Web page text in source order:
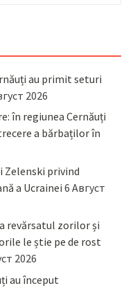
au primit seturi
2026
în regiunea Cernăuți
a bărbaților în
Zelenski privind
a Ucrainei 6 Август
revărsatul zorilor și
le știe pe de rost
2026
au început